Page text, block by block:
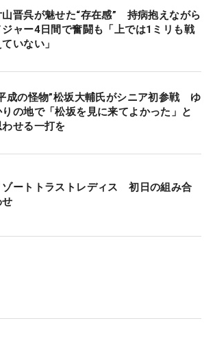
ーキーではレギュラーツアーでもっ
いる“大型ルーキー”である。
選落ちの試合が少なく、レギュラ
ていた選手たちと再び50歳以上の
ができる。また、レギュラー時代は
たが、50歳を機にシニア挑戦を狙う
二のプロゴルファー人生”のスター
、小林には悩みがある。
土俵で戦える楽しみはありました
山晋呉が魅せた“存在感” 持病抱えながら
ジャー4日間で奮闘も「上では1ミリも戦
ていない」
成の怪物”松坂大輔氏がシニア初参戦 ゆ
りの地で「松坂を見に来てよかった」と
わせる一打を
ゾートトラストレディス 初日の組み合
せ